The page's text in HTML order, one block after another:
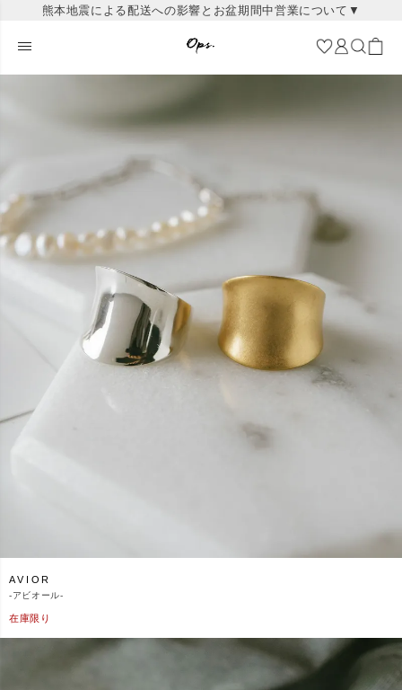
熊本地震による配送への影響とお盆期間中営業について▼
AVIOR
-アビオール-
在庫限り